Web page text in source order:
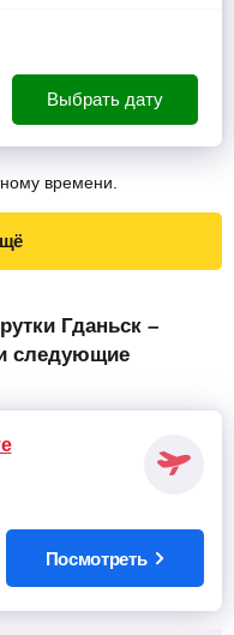
Выбрать дату
времени.
следующие
Посмотреть